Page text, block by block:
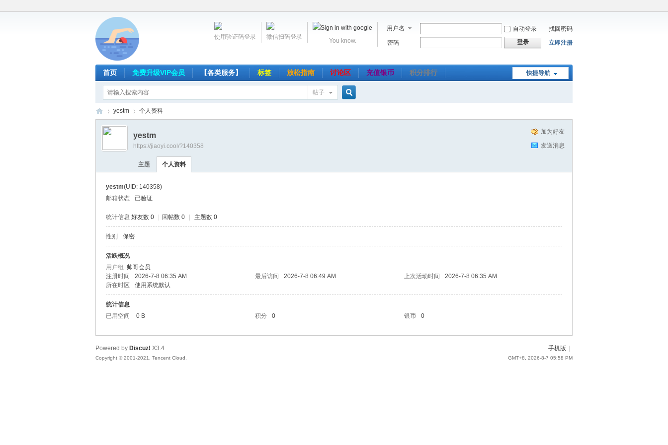
用户名 自动登录
找回密码
密码
登录 立即注册
You know.
微信扫码登录
使用验证码登录
快捷导航
首页 免费升级VIP会员 【各类服务】 标签 放松指南 讨论区 充值银币 积分排行
帖子
网
›
yestm 个人资料
加为好友
发送消息
yestm
https://jiaoyi.cool/?140358
主题 个人资料
yestm(UID: 140358)
邮箱状态
已验证
统计信息 好友数 0 回帖数 0 主题数 0
性别 保密
活跃概况
用户组 帅哥会员
注册时间
2026-7-8 06:35 AM 最后访问 2026-7-8 06:49 AM 上次活动时间
2026-7-8 06:35 AM
所在时区
使用系统默认
统计信息
已用空间
0 B 积分 0 银币 0
手机版
GMT+8, 2026-8-7 05:58 PM
Powered by Discuz! X3.4
Copyright © 2001-2021, Tencent Cloud.